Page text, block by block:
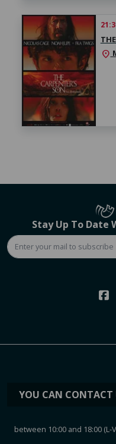
location_on
Stay Up To Date
YOU CAN CONTACT
between 10:00 and 18:00 (L-